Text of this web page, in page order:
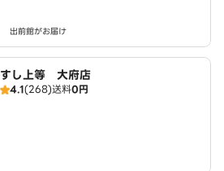
出前館がお届け
すし上等 大府店
4.1(268)送料0円